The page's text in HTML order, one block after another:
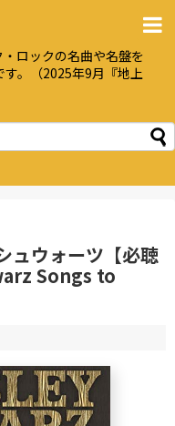
ロックの名曲や名盤を
す。（2025年9月『地上
ュウォーツ【必聴
Songs to